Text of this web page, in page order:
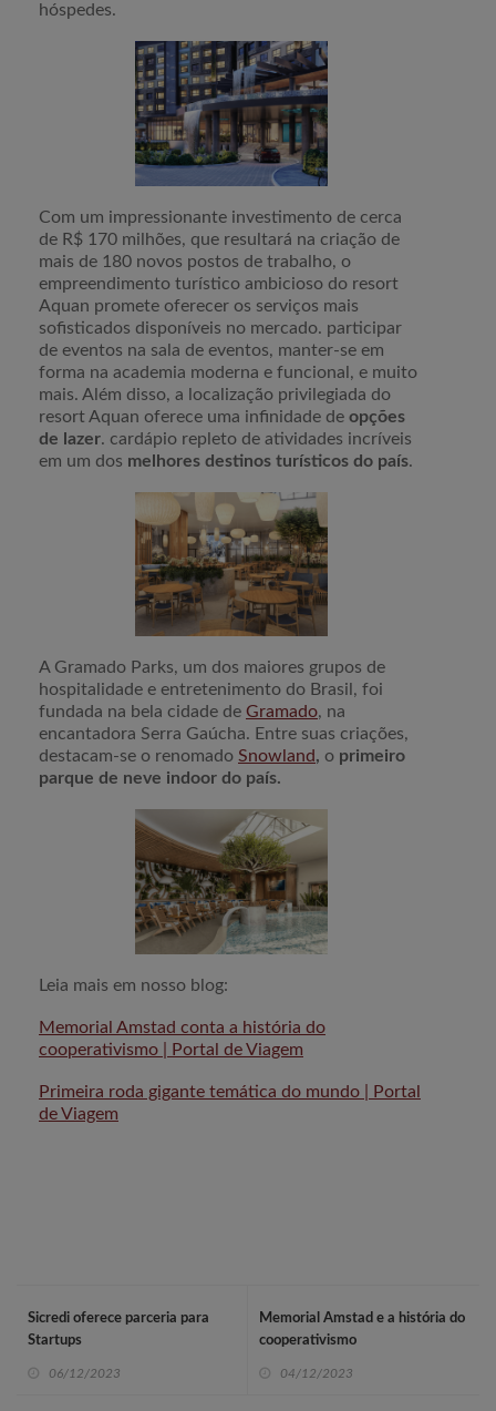
hóspedes.
Com um impressionante investimento de cerca
de R$ 170 milhões, que resultará na criação de
mais de 180 novos postos de trabalho, o
empreendimento turístico ambicioso do resort
Aquan promete oferecer os serviços mais
sofisticados disponíveis no mercado. participar
de eventos na sala de eventos, manter-se em
forma na academia moderna e funcional, e muito
mais. Além disso, a localização privilegiada do
resort Aquan oferece uma infinidade de opções
de lazer. cardápio repleto de atividades incríveis
em um dos melhores destinos turísticos do país.
A Gramado Parks, um dos maiores grupos de
hospitalidade e entretenimento do Brasil, foi
fundada na bela cidade de Gramado, na
encantadora Serra Gaúcha. Entre suas criações,
destacam-se o renomado Snowland, o primeiro
parque de neve indoor do país.
Leia mais em nosso blog:
Memorial Amstad conta a história do
cooperativismo | Portal de Viagem
Primeira roda gigante temática do mundo | Portal
de Viagem
Sicredi oferece parceria para
Startups
06/12/2023
Memorial Amstad e a história do
cooperativismo
04/12/2023